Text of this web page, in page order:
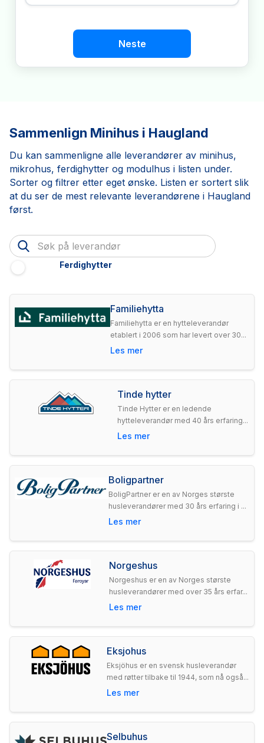
Neste
Sammenlign Minihus i Haugland
Du kan sammenligne alle leverandører av minihus,
mikrohus, ferdighytter og modulhus i listen under.
Sorter og filtrer etter eget ønske. Listen er sortert slik
at du ser de mest relevante leverandørene i Haugland
først.
Ferdighytter
Familiehytta
Familiehytta er en hytteleverandør
etablert i 2006 som har levert over 30...
Les mer
Tinde hytter
Tinde Hytter er en ledende
hytteleverandør med 40 års erfaring...
Les mer
Boligpartner
BoligPartner er en av Norges største
husleverandører med 30 års erfaring i ...
Les mer
Norgeshus
Norgeshus er en av Norges største
husleverandører med over 35 års erfar...
Les mer
Eksjohus
Eksjöhus er en svensk husleverandør
med røtter tilbake til 1944, som nå også...
Les mer
Selbuhus